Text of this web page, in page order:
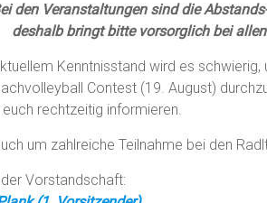
den Veranstaltungen sind die
deshalb bringt bitte vorsorglich bei
Kenntnisstand wird es
Contest (19. August)
rechtzeitig informieren.
um zahlreiche Teilnahme bei den
Vorstandschaft: